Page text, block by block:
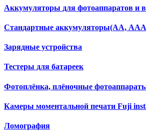
Аккумуляторы для фотоаппаратов и
Cтандартные аккумуляторы(АА,
Зарядные устройства
Тестеры для батареек
Фотоплёнка, плёночные
Камеры моментальной печати Fuji
Ломография